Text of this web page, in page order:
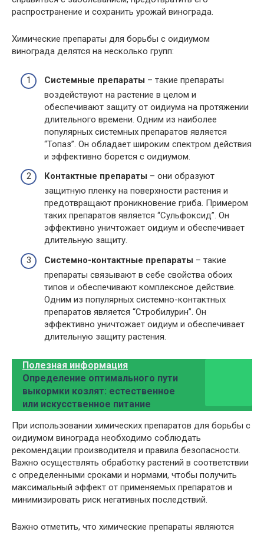
распространение и сохранить урожай винограда.
Химические препараты для борьбы с оидиумом
винограда делятся на несколько групп:
Системные препараты – такие препараты
воздействуют на растение в целом и
обеспечивают защиту от оидиума на протяжении
длительного времени. Одним из наиболее
популярных системных препаратов является
“Топаз”. Он обладает широким спектром действия
и эффективно борется с оидиумом.
Контактные препараты – они образуют
защитную пленку на поверхности растения и
предотвращают проникновение гриба. Примером
таких препаратов является “Сульфоксид”. Он
эффективно уничтожает оидиум и обеспечивает
длительную защиту.
Системно-контактные препараты – такие
препараты связывают в себе свойства обоих
типов и обеспечивают комплексное действие.
Одним из популярных системно-контактных
препаратов является “Стробилурин”. Он
эффективно уничтожает оидиум и обеспечивает
длительную защиту растения.
Полезная информация
Определение оптимального пути
выкормки козлят: естественное
или искусственное питание
При использовании химических препаратов для борьбы с
оидиумом винограда необходимо соблюдать
рекомендации производителя и правила безопасности.
Важно осуществлять обработку растений в соответствии
с определенными сроками и нормами, чтобы получить
максимальный эффект от применяемых препаратов и
минимизировать риск негативных последствий.
Важно отметить, что химические препараты являются